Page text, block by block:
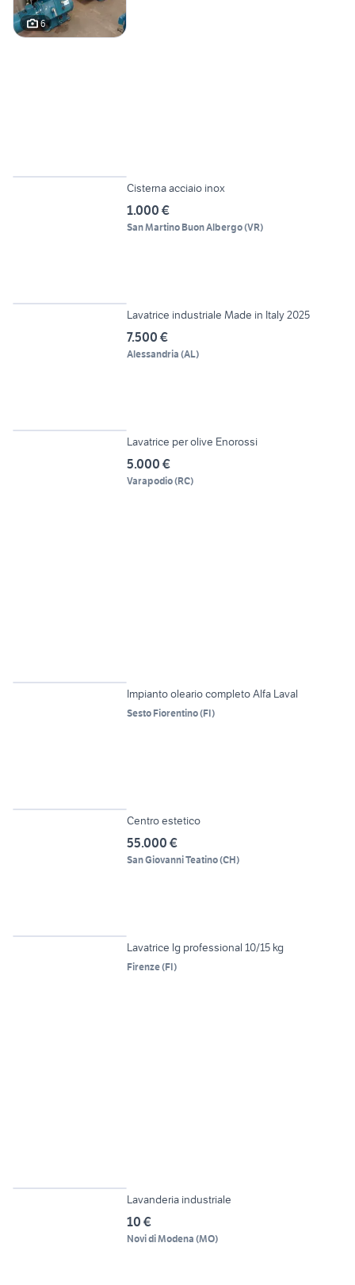
6
Cisterna acciaio inox
1.000 €
San Martino Buon Albergo(VR)
Lavatrice industriale Made in Italy 2025
7.500 €
Alessandria (AL)
Lavatrice per olive Enorossi
5.000 €
Varapodio(RC)
Impianto oleario completo Alfa Laval
Sesto Fiorentino(FI)
Centro estetico
55.000 €
San Giovanni Teatino(CH)
Lavatrice lg professional 10/15 kg
Firenze(FI)
Lavanderia industriale
10 €
Novi di Modena (MO)